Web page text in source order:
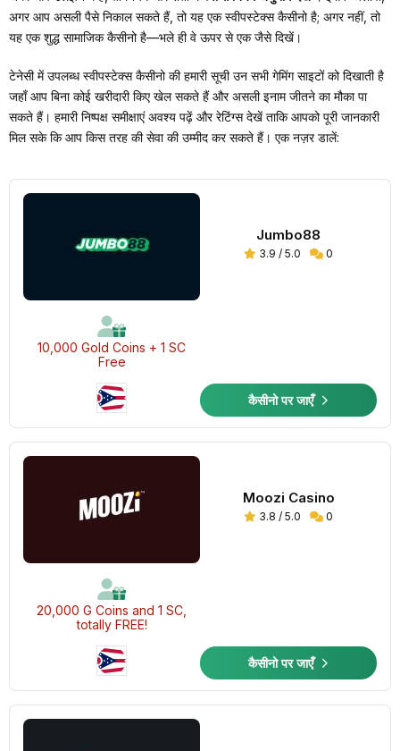
अगर आप असली पैसे निकाल सकते हैं, तो यह एक स्वीपस्टेक्स कैसीनो है; अगर नहीं, तो
यह एक शुद्ध सामाजिक कैसीनो है—भले ही वे ऊपर से एक जैसे दिखें।
टेनेसी में उपलब्ध स्वीपस्टेक्स कैसीनो की हमारी सूची उन सभी गेमिंग साइटों को दिखाती है
जहाँ आप बिना कोई खरीदारी किए खेल सकते हैं और असली इनाम जीतने का मौका पा
सकते हैं। हमारी निष्पक्ष समीक्षाएं अवश्य पढ़ें और रेटिंग्स देखें ताकि आपको पूरी जानकारी
मिल सके कि आप किस तरह की सेवा की उम्मीद कर सकते हैं। एक नज़र डालें:
Jumbo88
3.9 / 5.0 0
10,000 Gold Coins + 1 SC
Free
कैसीनो पर जाएँ
Moozi Casino
3.8 / 5.0 0
20,000 G Coins and 1 SC,
totally FREE!
कैसीनो पर जाएँ